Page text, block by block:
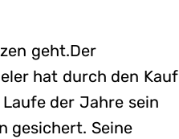
geht.Der
hat durch den Kauf
der Jahre sein
gesichert. Seine